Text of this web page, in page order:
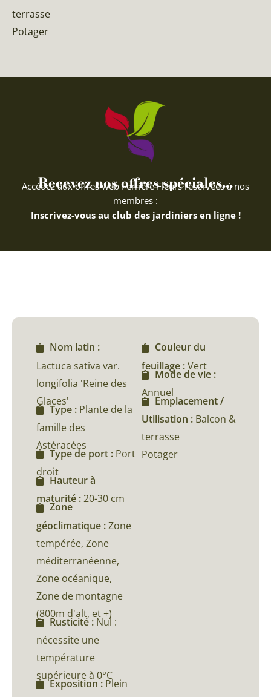
terrasse
Potager
Recevez nos offres spéciales...
Accédez aux offres web Ferriere Fleurs réservées à nos
membres :
Inscrivez-vous au club des jardiniers en ligne !
Nom latin :
Lactuca sativa var.
longifolia 'Reine des
Glaces'
Type : Plante de la
famille des
Astéracées
Type de port : Port
droit
Hauteur à
maturité :20-30 cm
Zone
géoclimatique :Zone
tempérée, Zone
méditerranéenne,
Zone océanique,
Zone de montagne
(800m d'alt, et +)
Rusticité :Nul :
nécessite une
température
supérieure à 0°C
Exposition : Plein
Couleur du
feuillage :Vert
Mode de vie :
Annuel
Emplacement /
Utilisation : Balcon &
terrasse
Potager